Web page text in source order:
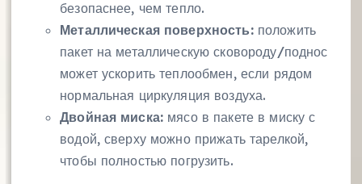
безопаснее, чем тепло.
Металлическая поверхность:положить
пакет на металлическую сковороду/поднос
может ускорить теплообмен, если рядом
нормальная циркуляция воздуха.
Двойная миска: мясо в пакете в миску с
водой, сверху можно прижать тарелкой,
чтобы полностью погрузить.